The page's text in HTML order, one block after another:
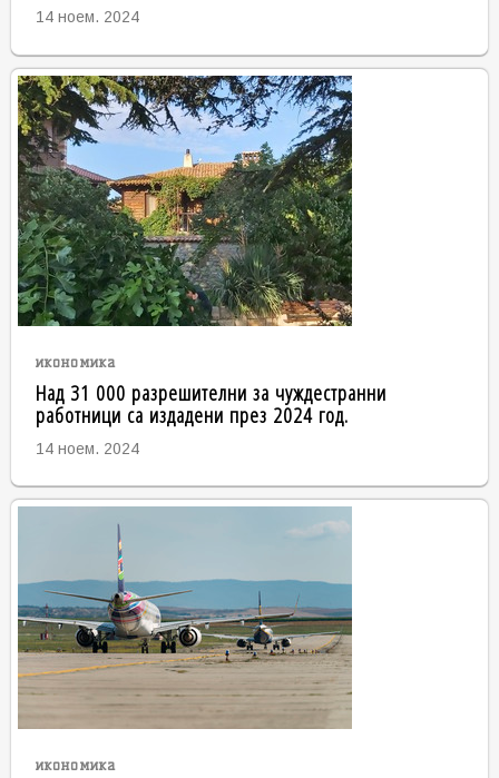
14 ноем. 2024
икономика
Над 31 000 разрешителни за чуждестранни
работници са издадени през 2024 год.
14 ноем. 2024
икономика